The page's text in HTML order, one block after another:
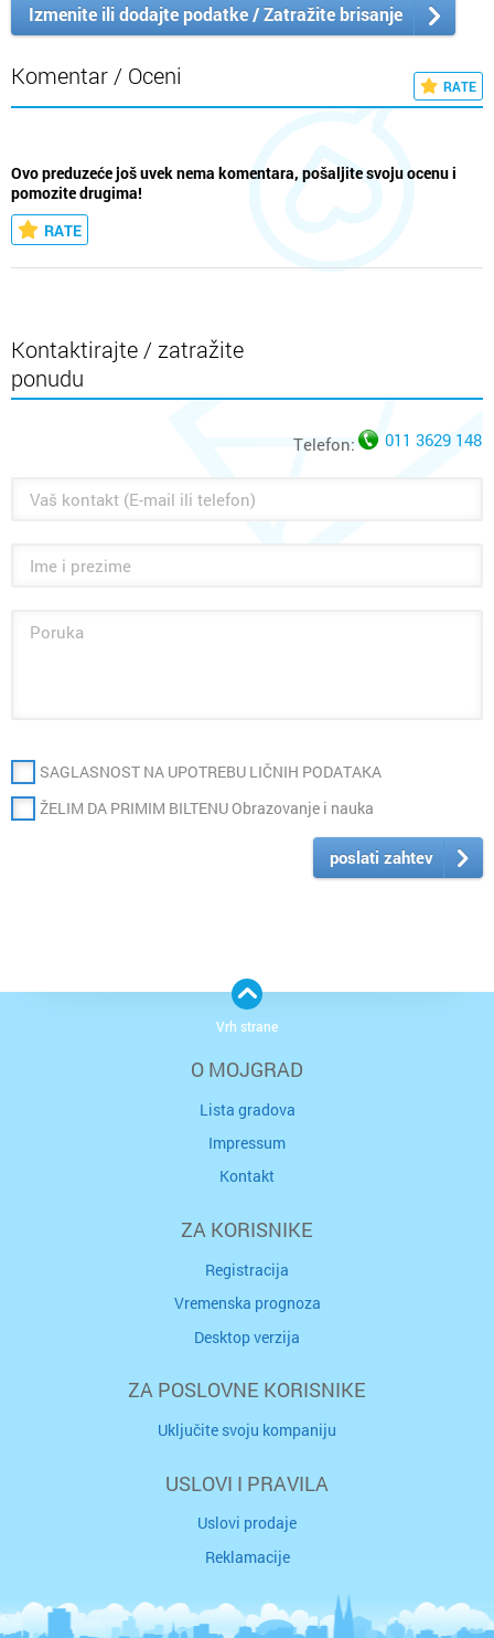
Izmenite ili dodajte podatke / Zatražite brisanje
Komentar / Oceni RATE
Ovo preduzeće još uvek nema komentara, pošaljite svoju ocenu i
pomozite drugima!
RATE
Kontaktirajte / zatražite
ponudu
Telefon: 011 3629 148
SAGLASNOST NA UPOTREBU LIČNIH PODATAKA
ŽELIM DA PRIMIM BILTENU Obrazovanje i nauka
poslati zahtev
O MOJGRAD
Lista gradova
Impressum
Kontakt
ZA KORISNIKE
Registracija
Vremenska prognoza
Desktop verzija
ZA POSLOVNE KORISNIKE
Uključite svoju kompaniju
USLOVI I PRAVILA
Uslovi prodaje
Reklamacije
Vrh strane